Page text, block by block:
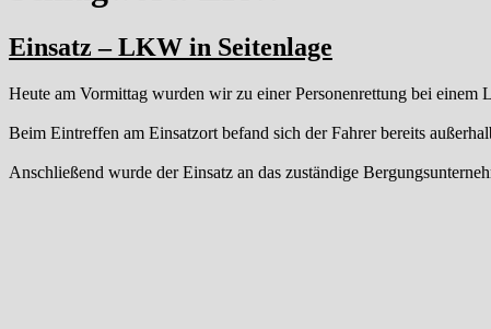
Einsatz – LKW in Seitenlage
Heute am Vormittag wurden wir zu einer Personenrettung bei
Beim Eintreffen am Einsatzort befand sich der Fahrer bereits
Anschließend wurde der Einsatz an das zuständige